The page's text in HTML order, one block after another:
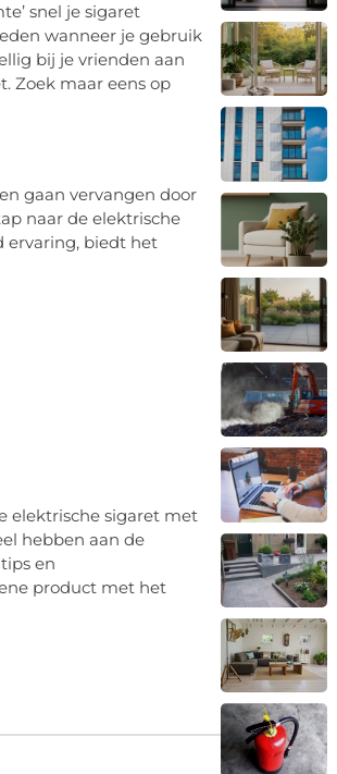
snel je sigaret
wanneer je gebruik
bij je vrienden aan
Zoek maar eens op
gaan vervangen door
naar de elektrische
ervaring, biedt het
elektrische sigaret met
hebben aan de
en
product met het